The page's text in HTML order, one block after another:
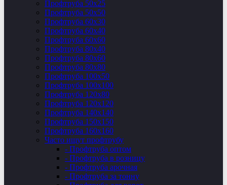
Профтруба 50х25
Профтруба 50х50
Профтруба 60х30
Профтруба 60х40
Профтруба 60х60
Профтруба 80х40
Профтруба 80х60
Профтруба 80х80
Профтруба 100х50
Профтруба 100х100
Профтруба 120х80
Профтруба 120х120
Профтруба 140х140
Профтруба 150х150
Профтруба 160х160
Часто ищут профтрубу
- Профтруба оптом
- Профтруба в розницу
- Профтруба арочная
- Профтруба за тонну